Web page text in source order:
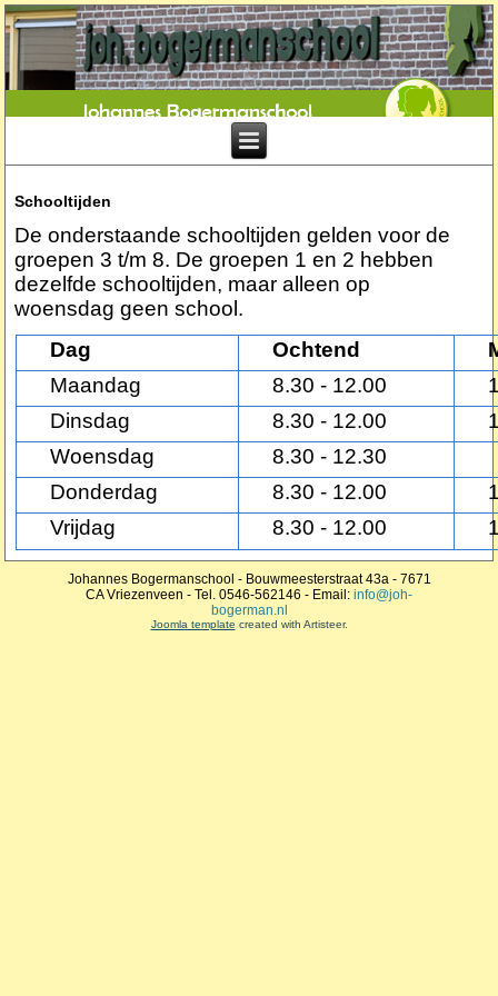
Schooltijden
De onderstaande schooltijden gelden voor de
groepen 3 t/m 8. De groepen 1 en 2 hebben
dezelfde schooltijden, maar alleen op
woensdag geen school.
Dag
Ochtend
Maandag
8.30 - 12.00
Dinsdag
8.30 - 12.00
Woensdag
8.30 - 12.30
Donderdag
8.30 - 12.00
Vrijdag
8.30 - 12.00
Johannes Bogermanschool - Bouwmeesterstraat 43a - 7671
CA Vriezenveen - Tel. 0546-562146 - Email: info@joh-
bogerman.nl
Joomla template created with Artisteer.